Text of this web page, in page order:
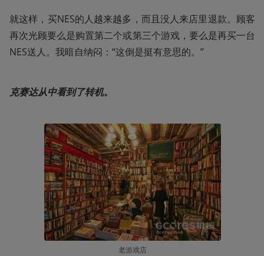
就这样，买NES的人越来越多，而且没人来店里退款。顾客
再次光顾要么是购置第二个或第三个游戏，要么是再买一台
NES送人。我暗自纳闷：“这倒是挺有意思的。”
克赛达从中看到了转机。
老游戏店